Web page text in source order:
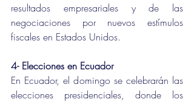
resultados empresariales y de las
negociaciones por nuevos estímulos
fiscales en Estados Unidos.
4- Elecciones en Ecuador
En Ecuador, el domingo se celebrarán las
elecciones presidenciales, donde los